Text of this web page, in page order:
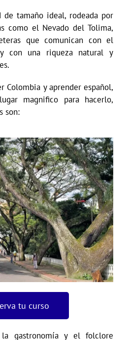
de tamaño ideal, rodeada por
como el Nevado del Tolima,
que comunican con el
con una riqueza natural y
Colombia y aprender español,
magnifico para hacerlo,
son:
tu curso
gastronomía y el folclore